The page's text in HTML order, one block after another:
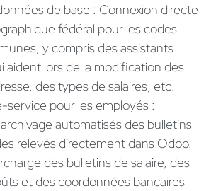
de base : Connexion directe
fédéral pour les codes
y compris des assistants
aident lors de la modification des
des types de salaires, etc.
service pour les employés :
automatisés des bulletins
relevés directement dans Odoo.
des bulletins de salaire, des
et des coordonnées bancaires